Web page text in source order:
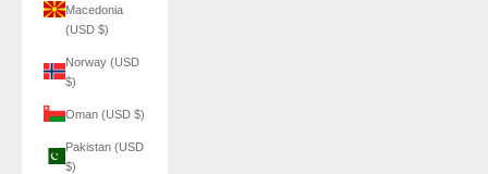
Macedonia
(USD $)
Norway (USD
$)
Oman (USD $)
Pakistan (USD
$)